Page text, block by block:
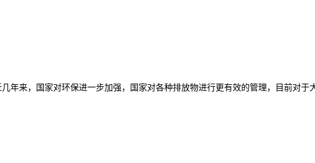
年来，国家对环保进一步加强，国家对各种排放物进行更有效的管理，目前对于